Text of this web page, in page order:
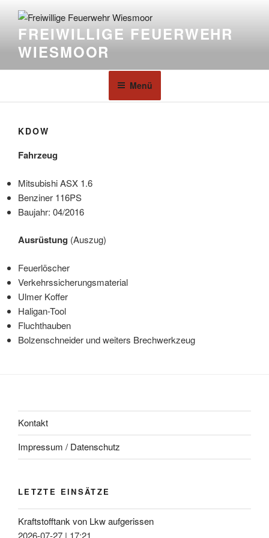
FREIWILLIGE FEUERWEHR
WIESMOOR
Menü
KDOW
Fahrzeug
Mitsubishi ASX 1.6
Benziner 116PS
Baujahr: 04/2016
Ausrüstung (Auszug)
Feuerlöscher
Verkehrssicherungsmaterial
Ulmer Koffer
Haligan-Tool
Fluchthauben
Bolzenschneider und weiters Brechwerkzeug
Kontakt
Impressum / Datenschutz
LETZTE EINSÄTZE
Kraftstofftank von Lkw aufgerissen
2026-07-27 | 17:21